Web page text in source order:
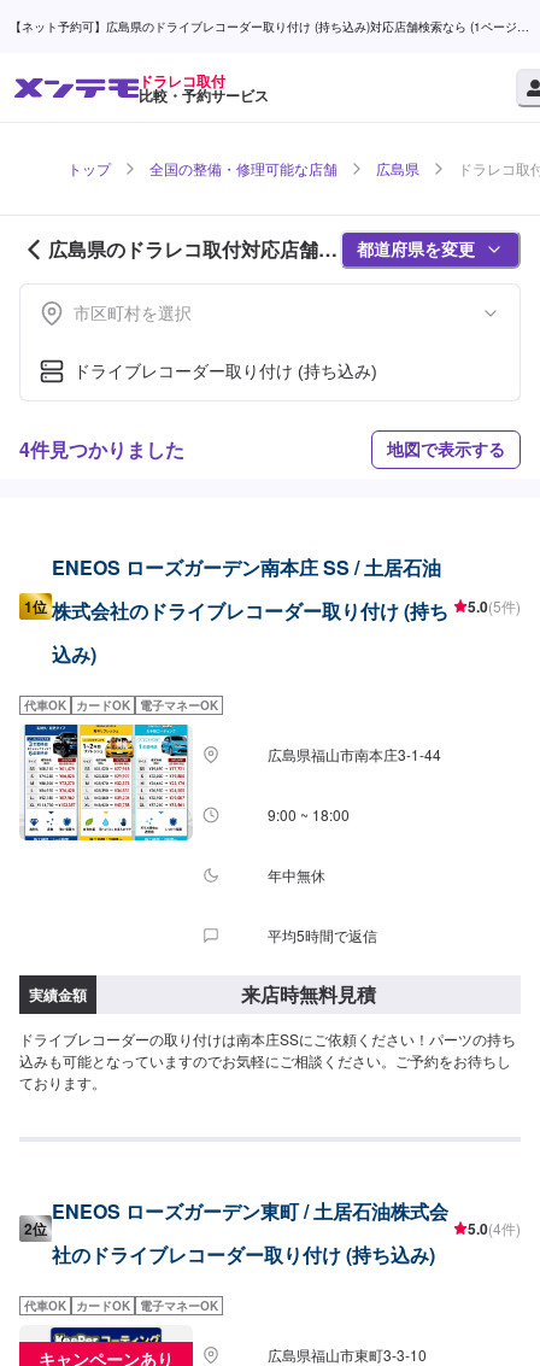
【ネット予約可】広島県のドライブレコーダー取り付け (持ち込み)対応店舗検索なら (1ページ
ドラレコ取付
比較・予約サービス
トップ 全国の整備・修理可能な店舗 広島県 ドラレコ取
広島県のドラレコ取付対応店舗紹
介 (1ページ目)
都道府県を変更
市区町村を選択
ドライブレコーダー取り付け (持ち込み)
4件見つかりました 地図で表示する
1位
ENEOS ローズガーデン南本庄 SS / 土居石油
株式会社のドライブレコーダー取り付け (持ち
込み)
5.0(5件)
代車OK カードOK 電子マネーOK
広島県福山市南本庄3-1-44
9:00 ~ 18:00
年中無休
平均5時間で返信
実績金額 来店時無料見積
ドライブレコーダーの取り付けは南本庄SSにご依頼ください！パーツの持ち
込みも可能となっていますのでお気軽にご相談ください。ご予約をお待ちし
ております。
2位
ENEOS ローズガーデン東町 / 土居石油株式会
社のドライブレコーダー取り付け (持ち込み)
5.0(4件)
代車OK カードOK 電子マネーOK
キャンペーンあり 広島県福山市東町3-3-10